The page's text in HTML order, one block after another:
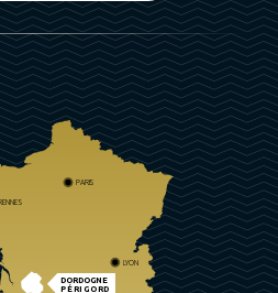
DORDOGNE
PÉRIGORD
PARIS
RENNES
LYON